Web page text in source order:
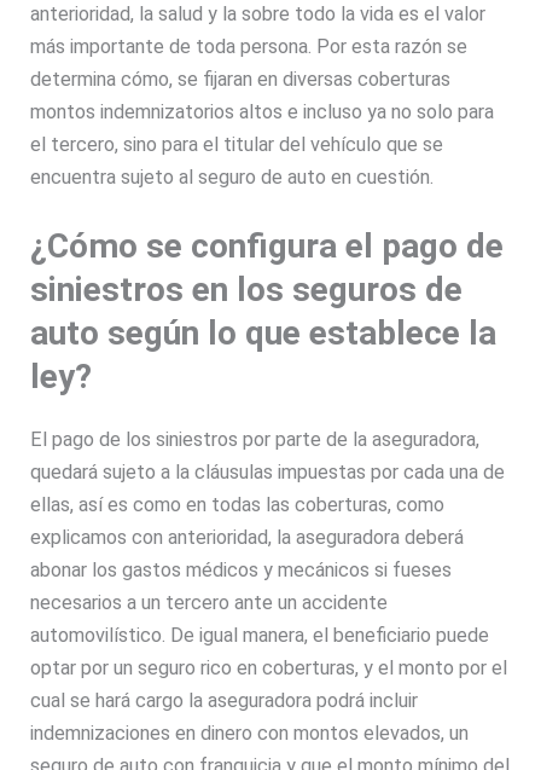
anterioridad, la salud y la sobre todo la vida es el valor
más importante de toda persona. Por esta razón se
determina cómo, se fijaran en diversas coberturas
montos indemnizatorios altos e incluso ya no solo para
el tercero, sino para el titular del vehículo que se
encuentra sujeto al seguro de auto en cuestión.
¿Cómo se configura el pago de
siniestros en los seguros de
auto según lo que establece la
ley?
El pago de los siniestros por parte de la aseguradora,
quedará sujeto a la cláusulas impuestas por cada una de
ellas, así es como en todas las coberturas, como
explicamos con anterioridad, la aseguradora deberá
abonar los gastos médicos y mecánicos si fueses
necesarios a un tercero ante un accidente
automovilístico. De igual manera, el beneficiario puede
optar por un seguro rico en coberturas, y el monto por el
cual se hará cargo la aseguradora podrá incluir
indemnizaciones en dinero con montos elevados, un